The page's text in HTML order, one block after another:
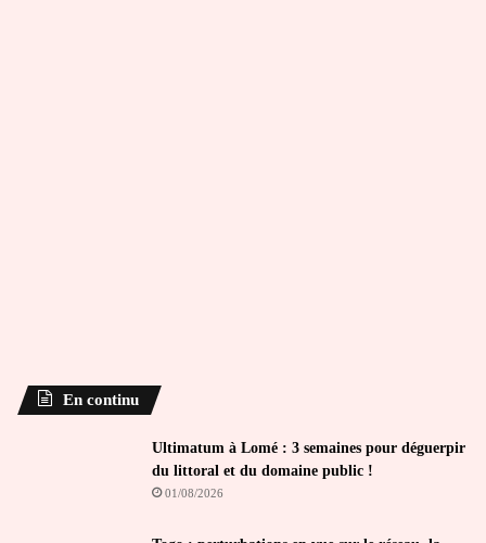
En continu
Ultimatum à Lomé : 3 semaines pour déguerpir
du littoral et du domaine public !
01/08/2026